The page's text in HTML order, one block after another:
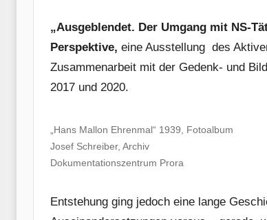
„Ausgeblendet. Der Umgang mit NS-
Perspektive, eine Ausstellung des
Zusammenarbeit mit der Gedenk- und
2017 und 2020.
„Hans Mallon Ehrenmal“ 1939, Fotoalbum
Josef Schreiber, Archiv
Dokumentationszentrum Prora
Entstehung ging jedoch eine lange